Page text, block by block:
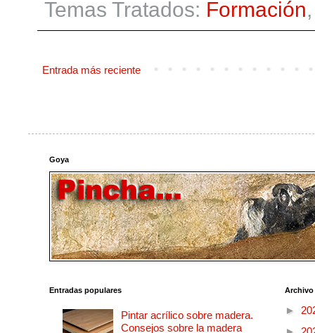
Temas Tratados: Formación
Entrada más reciente
Goya
Entradas populares
Pintar acrílico sobre madera.
Consejos sobre la madera
►